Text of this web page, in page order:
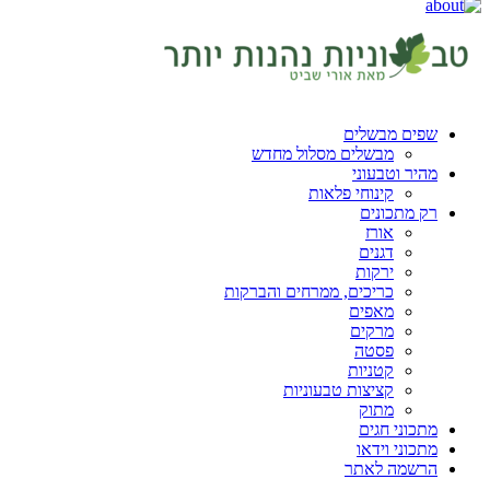
שפים מבשלים
מבשלים מסלול מחדש
מהיר וטבעוני
קינוחי פלאות
רק מתכונים
אורז
דגנים
ירקות
כריכים, ממרחים והברקות
מאפים
מרקים
פסטה
קטניות
קציצות טבעוניות
מתוק
מתכוני חגים
מתכוני וידאו
הרשמה לאתר